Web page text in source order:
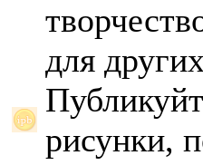
для
рисунки,